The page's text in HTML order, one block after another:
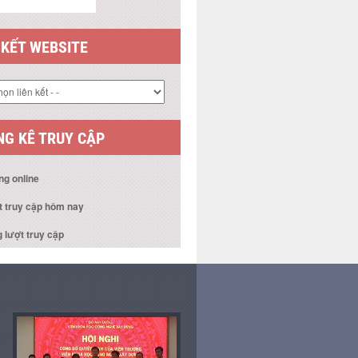
WEBSITE
KÊ TRUY CẬP
online
truy cập hôm nay
lượt truy cập